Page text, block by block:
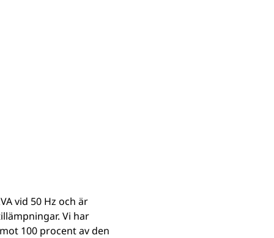
vid 50 Hz och är
Vi har
100 procent av den